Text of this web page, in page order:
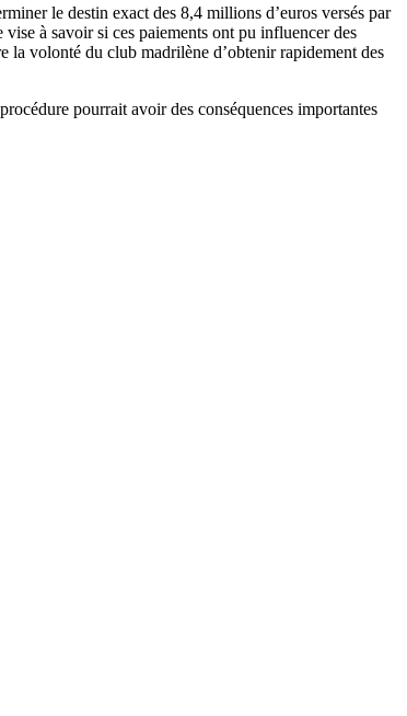
le destin exact des 8,4 millions d’euros versés par
à savoir si ces paiements ont pu influencer des
la volonté du club madrilène d’obtenir rapidement des
pourrait avoir des conséquences importantes